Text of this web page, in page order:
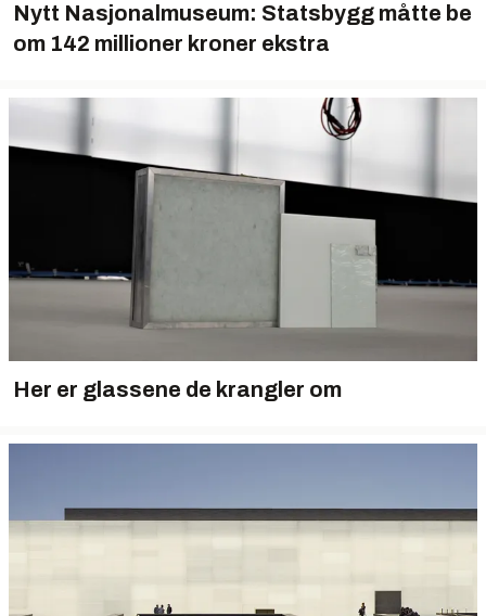
Nytt Nasjonalmuseum: Statsbygg måtte be
om 142 millioner kroner ekstra
Her er glassene de krangler om